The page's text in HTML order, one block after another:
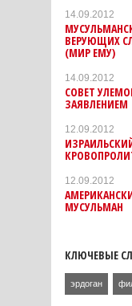
14.09.2012
ВЕРУЮЩИХ
(МИР ЕМУ)
14.09.2012
СОВЕТ
ЗАЯВЛЕНИЕМ
12.09.2012
12.09.2012
МУСУЛЬМАН
КЛЮЧЕВЫЕ
эрдоган